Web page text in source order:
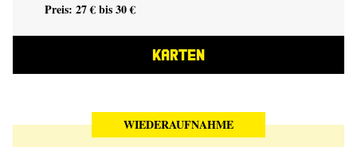
Preis: 27 € bis 30 €
KARTEN
WIEDERAUFNAHME